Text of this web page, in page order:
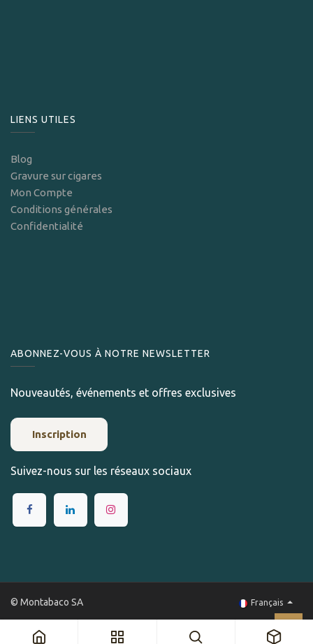
LIENS UTILES
Blog
Gravure sur cigares
Mon Compte
Conditions générales
Confidentialité
ABONNEZ-VOUS À NOTRE NEWSLETTER
Nouveautés, événements et offres exclusives
Inscription
Suivez-nous sur les réseaux sociaux
© Montabaco SA Français